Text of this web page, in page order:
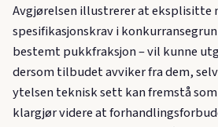
Avgjørelsen illustrerer at eksplisitte
spesifikasjonskrav i
bestemt pukkfraksjon – vil kunne
dersom tilbudet avviker fra dem,
ytelsen teknisk sett kan fremstå som
klargjør videre at